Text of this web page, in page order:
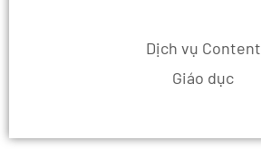
Dịch vụ Content
Giáo dục